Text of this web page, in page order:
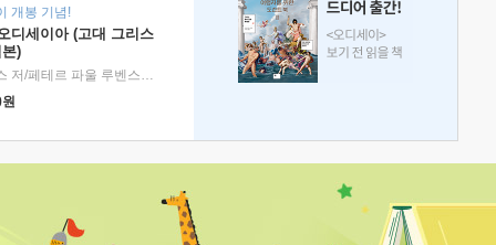
개봉 기념!
디세이아 (고대 그리스
)
호메로스 저/페테르 파울 루벤스 그림/박문재 역
현대지성
원